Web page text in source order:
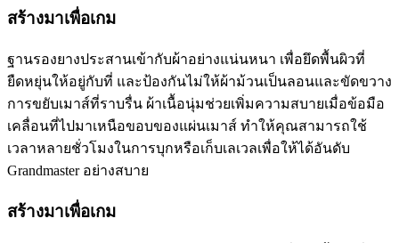
สร้างมาเพื่อเกม
ฐานรองยางประสานเข้ากับผ้าอย่างแน่นหนา เพื่อยึดพื้นผิวที่
ยืดหยุ่นให้อยู่กับที่ และป้องกันไม่ให้ผ้าม้วนเป็นลอนและขัดขวาง
การขยับเมาส์ที่ราบรื่น ผ้าเนื้อนุ่มช่วยเพิ่มความสบายเมื่อข้อมือ
เคลื่อนที่ไปมาเหนือขอบของแผ่นเมาส์ ทำให้คุณสามารถใช้
เวลาหลายชั่วโมงในการบุกหรือเก็บเลเวลเพื่อให้ได้อันดับ
Grandmaster อย่างสบาย
สร้างมาเพื่อเกม